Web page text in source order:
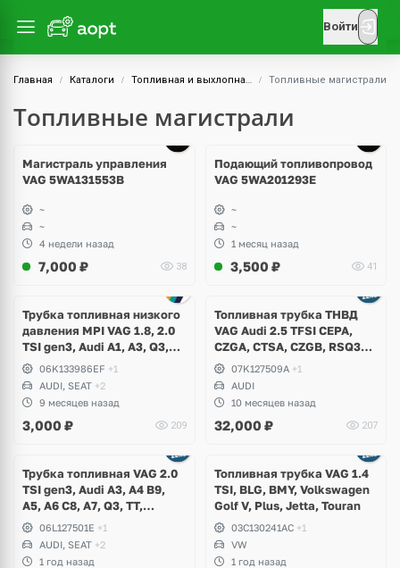
Войти
Главная Каталоги Топливная и выхлопная системы Топливные магистрали
Топливные магистрали
Магистраль управления
VAG 5WA131553B
~
~
4 недели назад
7,000 ₽ 38
Подающий топливопровод
VAG 5WA201293E
~
~
1 месяц назад
3,500 ₽ 41
Трубка топливная низкого
давления MPI VAG 1.8, 2.0
TSI gen3, Audi A1, A3, Q3,
TT, Volkswagen Arteon,
Passat B8, Tiguan 2, Skoda
Octavia A7, Superb, Seat
Leon
06K133986EF +1
AUDI, SEAT +2
9 месяцев назад
3,000 ₽ 209
Топливная трубка ТНВД
VAG Audi 2.5 TFSI CEPA,
CZGA, CTSA, CZGB, RSQ3
8U, RS3 8P, 8V, TTRS 8J
07K127509A +1
AUDI
10 месяцев назад
32,000 ₽ 207
Трубка топливная VAG 2.0
TSI gen3, Audi A3, A4 B9,
A5, A6 C8, A7, Q3, TT,
Volkswagen Arteon, Passat
B8, Tiguan, T-Roc, Skoda
Kodiaq, Karoq, Octavia A8,
06L127501E +1
AUDI, SEAT +2
1 год назад
Топливная трубка VAG 1.4
TSI, BLG, BMY, Volkswagen
Golf V, Plus, Jetta, Touran
03C130241AC +1
VW
1 год назад